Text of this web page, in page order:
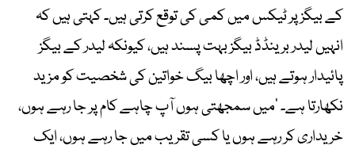
کے بیگز پر ٹیکس میں کمی کی توقع کرتی ہیں۔ کہتی ہیں کہ
انہیں لیدر برینڈڈ بیگز بہت پسند ہیں، کیونکہ لیدر کے بیگز
پائیدار ہوتے ہیں، اور اچھا بیگ خواتین کی شخصیت کو مزید
نکھارتا ہے۔ ’میں سمجھتی ہوں آپ چاہے کام پر جا رہے ہوں،
خریداری کر رہے ہوں یا کسی تقریب میں جا رہے ہوں، ایک